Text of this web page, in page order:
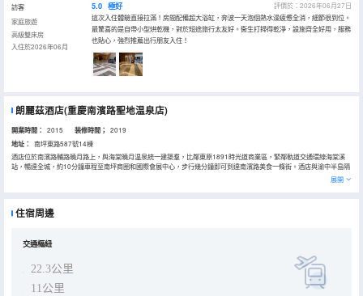
訪客
家庭旅遊
高級雙床房
入住於2026年06月
5.0 極好
評價於：2026年06月27日
這次入住體驗直接拉滿！房間配備超大浴缸，奔波一天泡個熱水澡疲憊全消，細節很到位。
最驚喜的是自帶小型烘乾機，對於短途旅行太友好。衞生打掃得乾淨，設施齊全好用，服務
也貼心，強烈推薦出行朋友入住！
朗麗茲酒店(重慶南濱路聖地温泉店)
開業時間： 2015 装修時間； 2019
地址：
南坪東路587號14棟
酒店位於南濱路輔路曉月路上，與海棠曉月温泉統一建築羣，比鄰東原1891時光道商業區，緊鄰軌道交通環線海棠溪
站，暢達全城，約10分鐘車程至南坪商圈和國際會展中心，步行幾分鐘即可到達南濱路美食一條街。酒店與渝中半島隔
酒店有特色景觀陽台、山景及璀璨夜景盡收眼底。房內設有高速無線WIFI及有線網絡上網、枕頭菜單等服務設施，讓你
會議廳，均配備了無線高速WIFI和先進的會議設備設施，專注高效的會務經理協助客人打理會議的籌備與管理，確保會
池。
展開
住宿周邊
交通樞紐
22.3公里
11公里